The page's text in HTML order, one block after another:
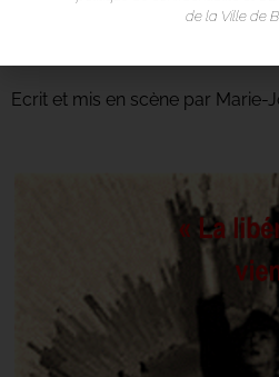
occultée dans les livres
Ecrit et mis en scène par Marie-
de la Ville de